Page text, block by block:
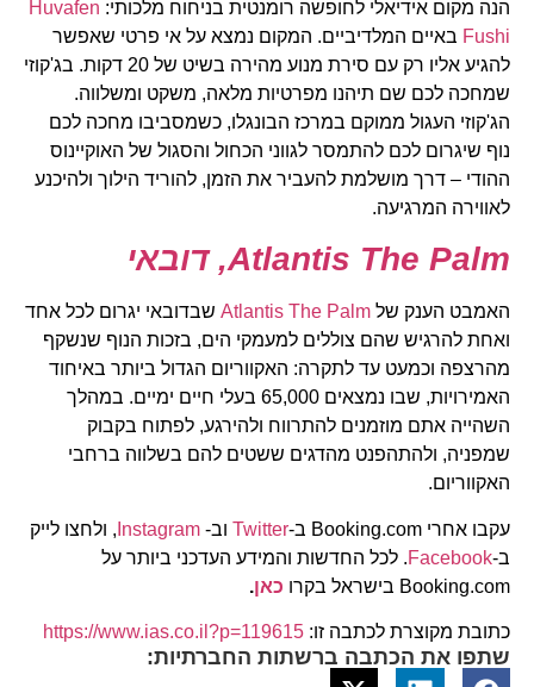
הנה מקום אידיאלי לחופשה רומנטית בניחוח מלכותי:Huvafen
Fushiבאיים המלדיביים. המקום נמצא על אי פרטי שאפשר
להגיע אליו רק עם סירת מנוע מהירה בשיט של 20 דקות. בג'קוזי
שמחכה לכם שם תיהנו מפרטיות מלאה, משקט ומשלווה.
הג'קוזי העגול ממוקם במרכז הבונגלו, כשמסביבו מחכה לכם
נוף שיגרום לכם להתמסר לגווני הכחול והסגול של האוקיינוס
ההודי – דרך מושלמת להעביר את הזמן, להוריד הילוך ולהיכנע
לאווירה המרגיעה.
Atlantis The Palm, דובאי
האמבט הענק שלAtlantis The Palmשבדובאי יגרום לכל אחד
ואחת להרגיש שהם צוללים למעמקי הים, בזכות הנוף שנשקף
מהרצפה וכמעט עד לתקרה: האקווריום הגדול ביותר באיחוד
האמירויות, שבו נמצאים 65,000 בעלי חיים ימיים. במהלך
השהייה אתם מוזמנים להתרווח ולהירגע, לפתוח בקבוק
שמפניה, ולהתהפנט מהדגים ששטים להם בשלווה ברחבי
האקווריום.
עקבו אחרי Booking.com ב- Twitterוב-Instagram, ולחצו לייק
Facebook. לכל החדשות והמידע העדכני ביותר על
Booking.com בישראל בקרו
כאן.
כתובת מקוצרת לכתבה זו: https://www.ias.co.il?p=119615
שתפו את הכתבה ברשתות החברתיות: